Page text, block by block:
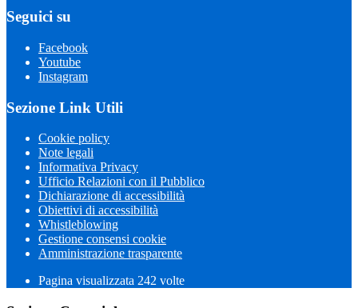
Seguici su
Facebook
Youtube
Instagram
Sezione Link Utili
Cookie policy
Note legali
Informativa Privacy
Ufficio Relazioni con il Pubblico
Dichiarazione di accessibilità
Obiettivi di accessibilità
Whistleblowing
Gestione consensi cookie
Amministrazione trasparente
Pagina visualizzata 242 volte